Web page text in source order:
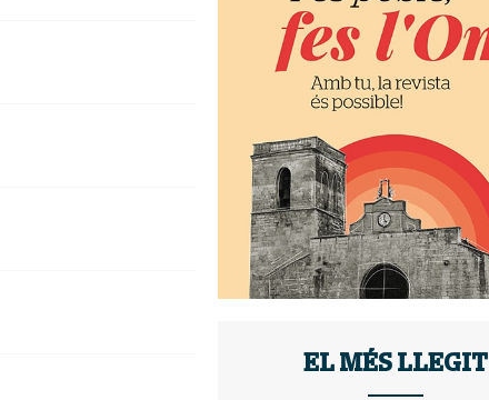
EL MÉS LLEGIT